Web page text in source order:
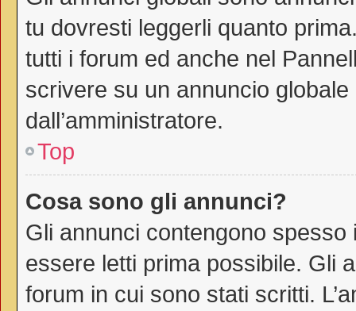
tu dovresti leggerli quanto
tutti i forum ed anche nel
scrivere su un annuncio
dall’amministratore.
Top
Cosa sono gli annunci?
Gli annunci contengono
essere letti prima possibile. Gli
forum in cui sono stati scritti.